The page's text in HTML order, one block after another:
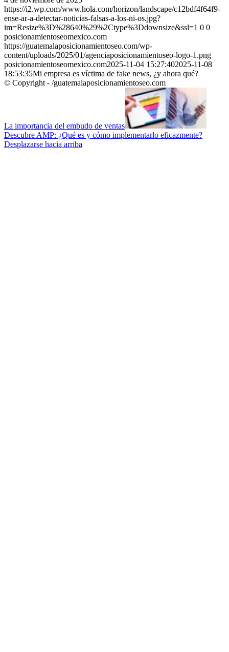
https://i2.wp.com/www.hola.com/horizon/landscape/c12bdf4f64f9-
ense-ar-a-detectar-noticias-falsas-a-los-ni-os.jpg?
im=Resize%3D%28640%29%2Ctype%3Ddownsize&ssl=1 0 0
posicionamientoseomexico.com
https://guatemalaposicionamientoseo.com/wp-
content/uploads/2025/01/agenciaposicionamientoseo-logo-1.png
posicionamientoseomexico.com2025-11-04 15:27:402025-11-08
18:53:35Mi empresa es víctima de fake news, ¿y ahora qué?
© Copyright - /guatemalaposicionamientoseo.com
La importancia del embudo de ventas
Descubre AMP: ¿Qué es y cómo implementarlo eficazmente?
Desplazarse hacia arriba